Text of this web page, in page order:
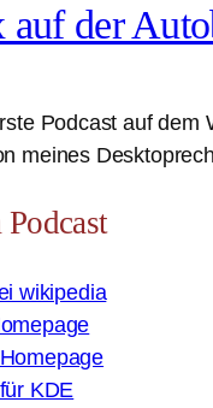
der
Podcast auf dem
meines
wikipedia
KDE